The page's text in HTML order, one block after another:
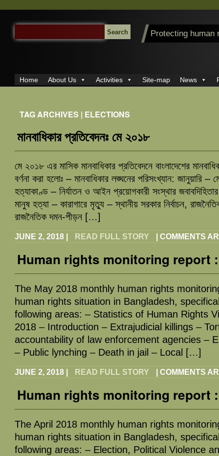
SEARCH
FOR:
Protecting human
Home About Us Activities Site-map News
TAG ARCHIVES | ELECTIONS
মানবাধিকার প্রতিবেদনঃ মে ২০১৮
মে ২০১৮ এর মাসিক মানবাধিকার প্রতিবেদনে বাংলাদেশের
বর্ণনা করা হলোঃ – মানবাধিকার লঙ্ঘনের পরিসংখ্যান: জানুয়ারি –
হত্যাকাণ্ড – নির্যাতন ও আইন প্রয়োগকারী সংস্থার
মানুষ হত্যা – কারাগারে মৃত্যু – স্থানীয় সরকার নির্বাচন,
রাজনৈতিক দমন-পীড়ন […]
JUNE 2, 2018 READ FULL STORY COMMENTS
Human rights monitoring report
The May 2018 monthly human rights
human rights situation in Bangladesh,
following areas: – Statistics of Human Rights
2018 – Introduction – Extrajudicial killings –
accountability of law enforcement agencies –
– Public lynching – Death in jail – Local […]
JUNE 2, 2018 READ FULL STORY COMMENTS
Human rights monitoring report
The April 2018 monthly human rights
human rights situation in Bangladesh,
following areas: – Election, Political Violence